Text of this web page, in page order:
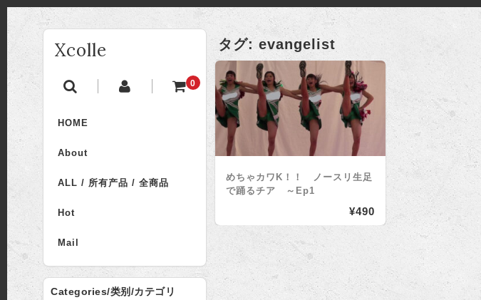
Xcolle
0
HOME
About
ALL / 所有产品 / 全商品
Hot
Mail
タグ: evangelist
めちゃカワK！！ ノースリ生足
で踊るチア ～Ep1
¥490
Categories/类别/カテゴリ